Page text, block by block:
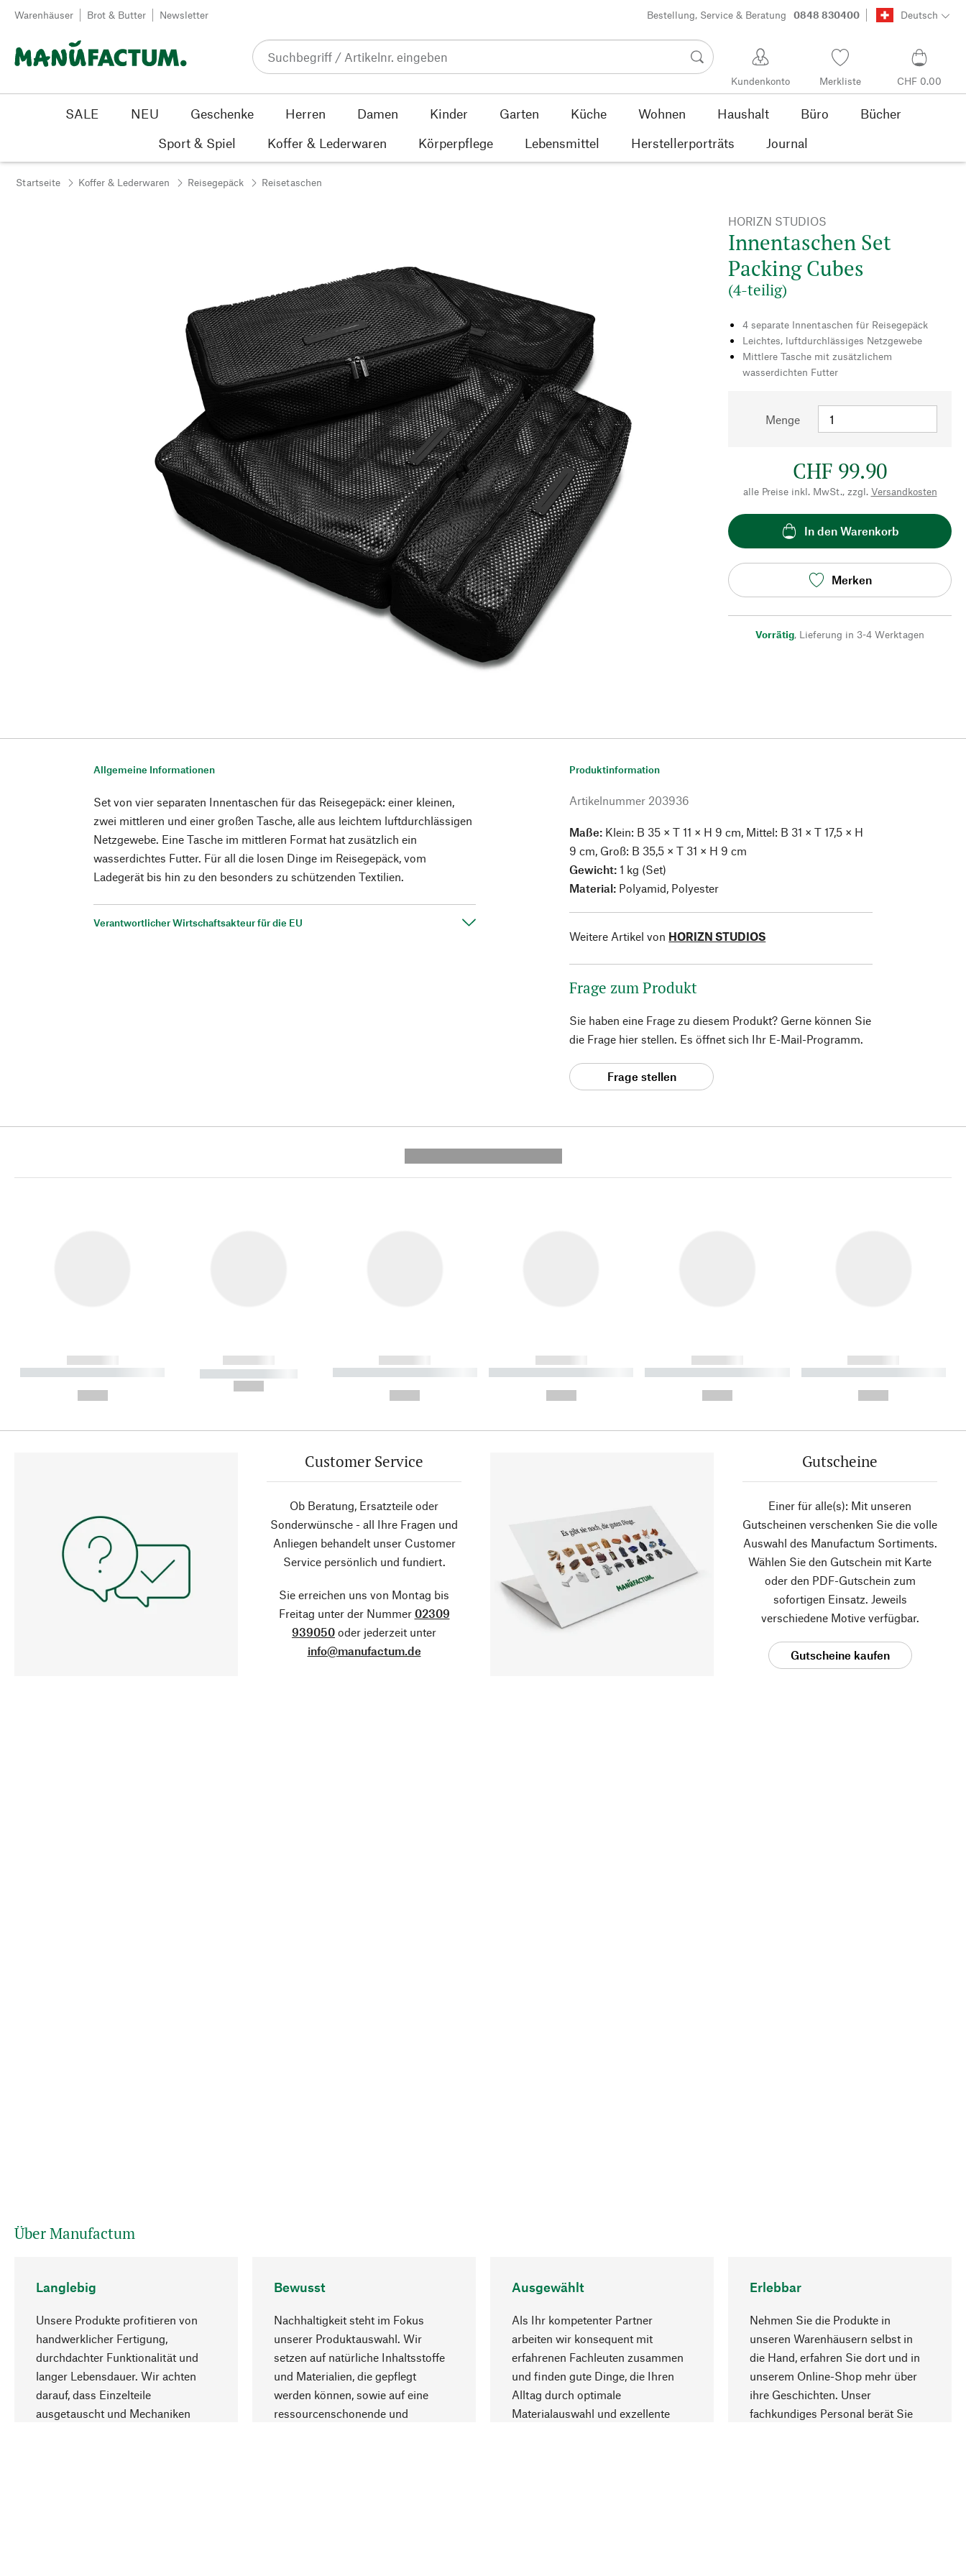
Zum Inhalt springen
Warenhäuser Brot & Butter Newsletter Bestellung, Service & Beratung 0848 830400 Deutsch
Kundenkonto Merkliste CHF 0.00
SALE NEU Geschenke Herren Damen Kinder Garten Küche Wohnen Haushalt Büro
Bücher
Sport & Spiel
Koffer & Lederwaren Körperpflege Lebensmittel Herstellerporträts Journal
Startseite Koffer & Lederwaren Reisegepäck Reisetaschen
HORIZN STUDIOS
Innentaschen Set
Packing Cubes
(4-teilig)
4 separate Innentaschen für Reisegepäck
Leichtes, luftdurchlässiges Netzgewebe
Mittlere Tasche mit zusätzlichem
wasserdichten Futter
Menge
CHF 99.90
alle Preise inkl. MwSt., zzgl. Versandkosten
In den Warenkorb
Merken
Vorrätig, Lieferung in 3-4 Werktagen
Allgemeine Informationen
Set von vier separaten Innentaschen für das Reisegepäck: einer kleinen,
zwei mittleren und einer großen Tasche, alle aus leichtem luftdurchlässigen
Netzgewebe. Eine Tasche im mittleren Format hat zusätzlich ein
wasserdichtes Futter. Für all die losen Dinge im Reisegepäck, vom
Ladegerät bis hin zu den besonders zu schützenden Textilien.
Verantwortlicher Wirtschaftsakteur für die EU
Produktinformation
Artikelnummer 203936
Maße: Klein: B 35 × T 11 × H 9 cm, Mittel: B 31 × T 17,5 × H
9 cm, Groß: B 35,5 × T 31 × H 9 cm
Gewicht: 1 kg (Set)
Material: Polyamid, Polyester
Weitere Artikel von HORIZN STUDIOS
Frage zum Produkt
Sie haben eine Frage zu diesem Produkt? Gerne können Sie
die Frage hier stellen. Es öffnet sich Ihr E-Mail-Programm.
Frage stellen
------------
----------- ----------- ----------
------------
----------- -----------
------------
----------- ----------- ----------
------------
----------- ----------- ----------
------------
----------- ----------- ----------
------------
----------- ----------- ----------
Customer Service
Ob Beratung, Ersatzteile oder
Sonderwünsche - all Ihre Fragen und
Anliegen behandelt unser Customer
Service persönlich und fundiert.
Sie erreichen uns von Montag bis
Freitag unter der Nummer 02309
939050 oder jederzeit unter
info@manufactum.de
Gutscheine
Einer für alle(s): Mit unseren
Gutscheinen verschenken Sie die volle
Auswahl des Manufactum Sortiments.
Wählen Sie den Gutschein mit Karte
oder den PDF-Gutschein zum
sofortigen Einsatz. Jeweils
verschiedene Motive verfügbar.
Gutscheine kaufen
Über Manufactum
Langlebig
Unsere Produkte profitieren von
handwerklicher Fertigung,
durchdachter Funktionalität und
langer Lebensdauer. Wir achten
darauf, dass Einzelteile
ausgetauscht und Mechaniken
Bewusst
Nachhaltigkeit steht im Fokus
unserer Produktauswahl. Wir
setzen auf natürliche Inhaltsstoffe
und Materialien, die gepflegt
werden können, sowie auf eine
ressourcenschonende und
Ausgewählt
Als Ihr kompetenter Partner
arbeiten wir konsequent mit
erfahrenen Fachleuten zusammen
und finden gute Dinge, die Ihren
Alltag durch optimale
Materialauswahl und exzellente
Erlebbar
Nehmen Sie die Produkte in
unseren Warenhäusern selbst in
die Hand, erfahren Sie dort und in
unserem Online-Shop mehr über
ihre Geschichten. Unser
fachkundiges Personal berät Sie